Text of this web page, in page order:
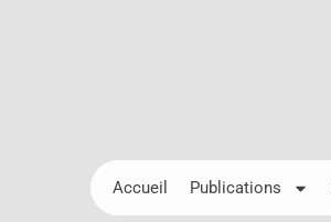
Accueil Publications